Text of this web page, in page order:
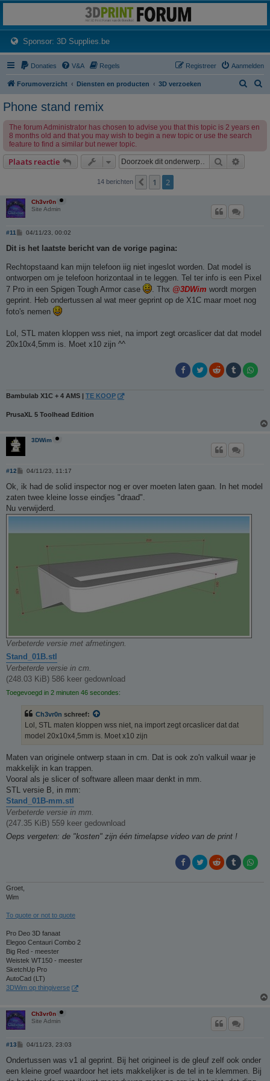
Het 3D print forum van de Benelux na de sluiting van 3dprintforum.nl
Sponsor: 3D Supplies.be(Opens a new tab)
Donaties V&A Regels Aanmelden
Registreer
Forumoverzicht Diensten en producten 3D verzoeken
k
Phone stand remix
The forum Administrator has chosen to advise you that this topic is 2 years en
8 months old and that you may wish to begin a new topic or use the search
feature to find a similar but newer topic.
Plaats reactie Zoek
14 berichten Vorige
1 2
Ch3vr0n
Site Admin
#11
B
r
h
t
04/11/23, 00:02
Dit is het laatste bericht van de vorige pagina:
Rechtopstaand kan mijn telefoon iig niet ingeslot worden. Dat model is
ontworpen om je telefoon horizontaal in te leggen. Tel ter info is een Pixel
7 Pro in een Spigen Tough Armor case
. Thx @3DWim wordt morgen
geprint. Heb ondertussen al wat meer geprint op de X1C maar moet nog
foto's nemen
Lol, STL maten kloppen wss niet, na import zegt orcaslicer dat dat model
20x10x4,5mm is. Moet x10 zijn ^^
Bambulab X1C + 4 AMS | TE KOOP
PrusaXL 5 Toolhead Edition
3DWim
#12
B
r
c
h
t
04/11/23, 11:17
Ok, ik had de solid inspector nog er over moeten laten gaan. In het model
zaten twee kleine losse eindjes "draad".
Nu verwijderd.
Verbeterde versie met afmetingen.
Stand_01B.stl
Verbeterde versie in cm.
(248.03 KiB) 586 keer gedownload
Toegevoegd in 2 minuten 46 secondes:
Ch3vr0n schreef:
Lol, STL maten kloppen wss niet, na import zegt orcaslicer dat dat
model 20x10x4,5mm is. Moet x10 zijn
Maten van originele ontwerp staan in cm. Dat is ook zo'n valkuil waar je
makkelijk in kan trappen.
Vooral als je slicer of software alleen maar denkt in mm.
STL versie B, in mm:
Stand_01B-mm.stl
Verbeterde versie in mm.
(247.35 KiB) 559 keer gedownload
Oeps vergeten: de "kosten" zijn één timelapse video van de print !
Groet,
Wim
To quote or not to quote
Pro Deo 3D fanaat
Elegoo Centauri Combo 2
Big Red - meester
Weistek WT150 - meester
SketchUp Pro
AutoCad (LT)
3DWim op thingiverse
Ch3vr0n
Site Admin
#13
B
r
c
04/11/23, 23:03
Ondertussen was v1 al geprint. Bij het origineel is de gleuf zelf ook onder
een kleine groef waardoor het iets makkelijker is de tel in te klemmen. Bij